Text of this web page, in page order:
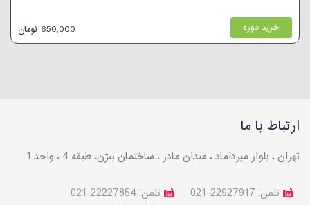
خرید دوره 650,000 تومان
ارتباط با ما
تهران ، بلوار میرداماد ، میدان مادر ، ساختمان بیژن، طبقه 4 ، واحد 1
تلفن: 22227854-021
تلفن: 22927917-021